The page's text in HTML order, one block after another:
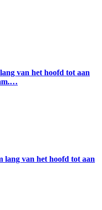
van het hoofd tot aan
lang van het hoofd tot aan